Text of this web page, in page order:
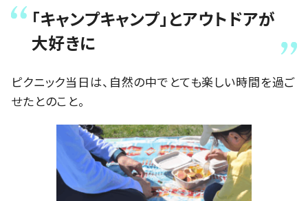
「キャンプキャンプ」とアウトドアが
大好きに
ピクニック当日は、自然の中でとても楽しい時間を過ご
せたとのこと。